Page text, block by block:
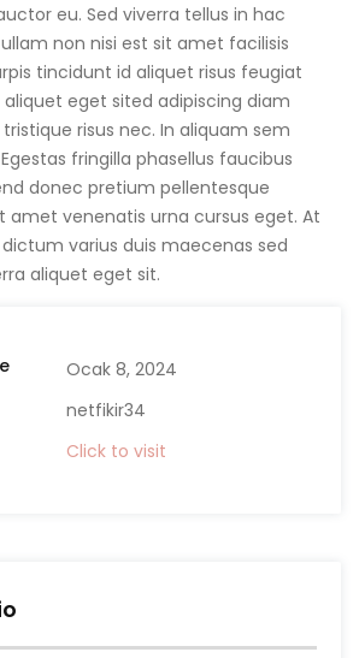
eu. Sed viverra tellus in hac
non nisi est sit amet facilisis
tincidunt id aliquet risus feugiat
aliquet eget sited adipiscing diam
risus nec. In aliquam sem
fringilla phasellus faucibus
donec pretium pellentesque
amet venenatis urna cursus eget. At
varius duis maecenas sed
aliquet eget sit.
Ocak 8, 2024
netfikir34
Click to visit